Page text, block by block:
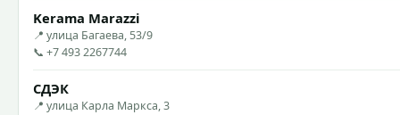
Kerama Marazzi
📍 улица Багаева, 53/9
📞 +7 493 2267744
СДЭК
📍 улица Карла Маркса, 3